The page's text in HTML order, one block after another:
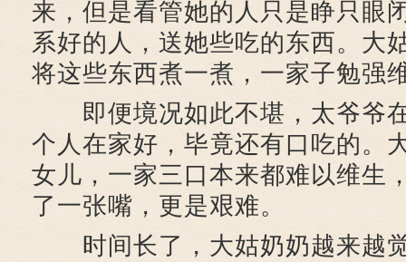
来，但是看管她的人只是睁只眼
系好的人，送她些吃的东西。大
将这些东西煮一煮，一家子勉强
即便境况如此不堪，太爷爷
个人在家好，毕竟还有口吃的。
女儿，一家三口本来都难以维生
了一张嘴，更是艰难。
时间长了，大姑奶奶越来越